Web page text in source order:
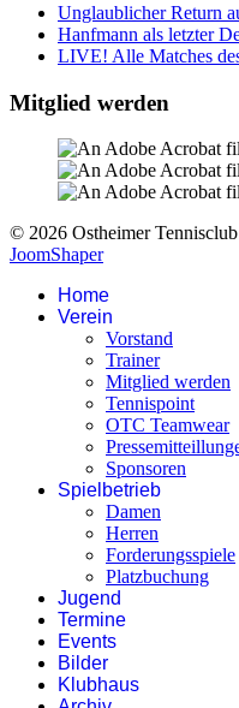
Unglaublicher Return
Hanfmann als letzter
LIVE! Alle Matches
Mitglied werden
© 2026 Ostheimer
JoomShaper
Home
Verein
Vorstand
Trainer
Mitglied werden
Tennispoint
OTC Teamwear
Sponsoren
Spielbetrieb
Damen
Herren
Forderungsspiele
Platzbuchung
Jugend
Termine
Events
Bilder
Klubhaus